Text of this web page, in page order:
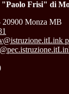
"Paolo Frisi" di
20900 Monza MB
Link